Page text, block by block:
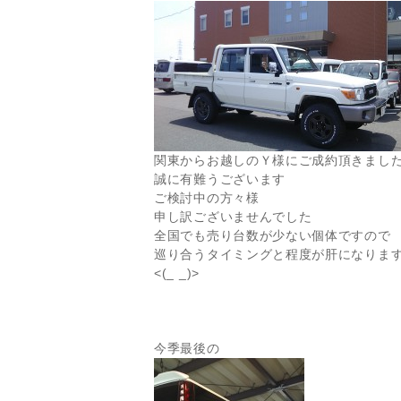
関東からお越しのＹ様にご成約頂きまし
誠に有難うございます
ご検討中の方々様
申し訳ございませんでした
全国でも売り台数が少ない個体ですので
巡り合うタイミングと程度が肝になりま
<(_ _)>
今季最後の